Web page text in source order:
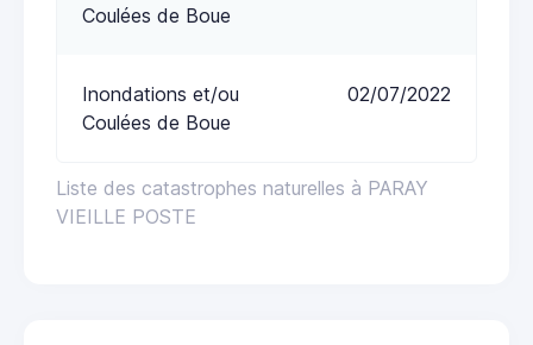
Liste des catastrophes naturelles à PARAY
VIEILLE POSTE
Coulées de Boue
Inondations et/ou
Coulées de Boue
02/07/2022